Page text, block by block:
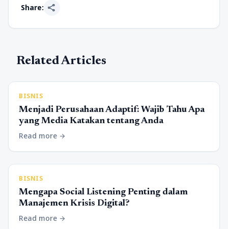
Share: share
Related Articles
BISNIS
Menjadi Perusahaan Adaptif: Wajib Tahu Apa
yang Media Katakan tentang Anda
Read more arrow_forward
BISNIS
Mengapa Social Listening Penting dalam
Manajemen Krisis Digital?
Read more arrow_forward